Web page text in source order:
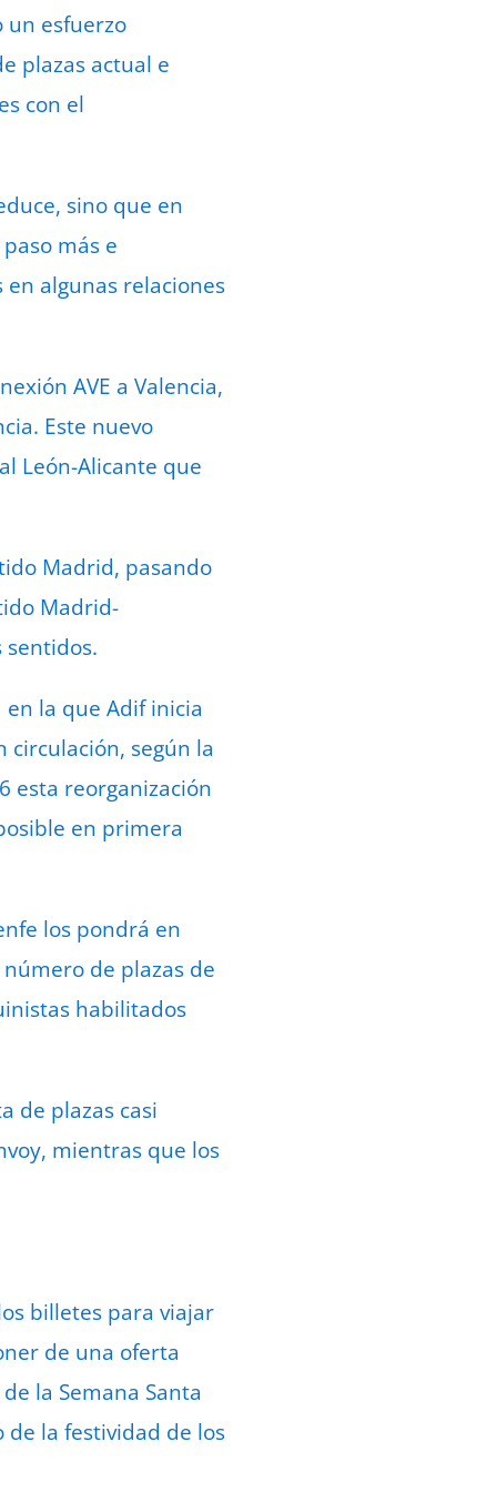
un esfuerzo
plazas actual e
con el
sino que en
más e
algunas relaciones
AVE a Valencia,
Este nuevo
León-Alicante que
Madrid, pasando
Madrid-
la que Adif inicia
circulación, según la
esta reorganización
en primera
los pondrá en
de plazas de
habilitados
de plazas casi
mientras que los
billetes para viajar
de una oferta
la Semana Santa
de la festividad de los